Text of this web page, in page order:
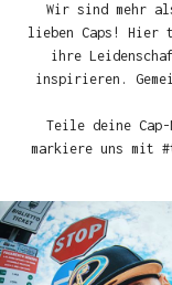
Wir sind mehr
lieben Caps! Hier
ihre
inspirieren.
Teile deine Cap-
markiere uns mit